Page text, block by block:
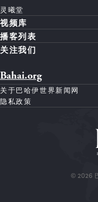
灵曦堂
视频库
播客列表
关注我们
Bahai.org
关于巴哈伊世界新闻网
隐私政策
© 2026